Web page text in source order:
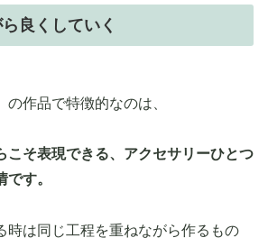
良くしていく
の作品で特徴的なのは、
こそ表現できる、アクセサリーひとつ
す。
時は同じ工程を重ねながら作るもの